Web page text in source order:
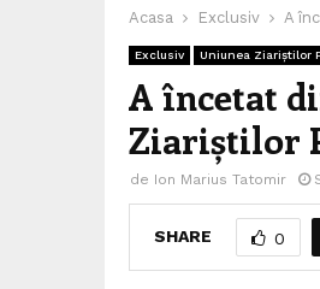
Acasa Exclusiv A
Exclusiv Uniunea Ziariștilor
A încetat
Ziariștilor
de Ion Marius Tatomir
SHARE 0